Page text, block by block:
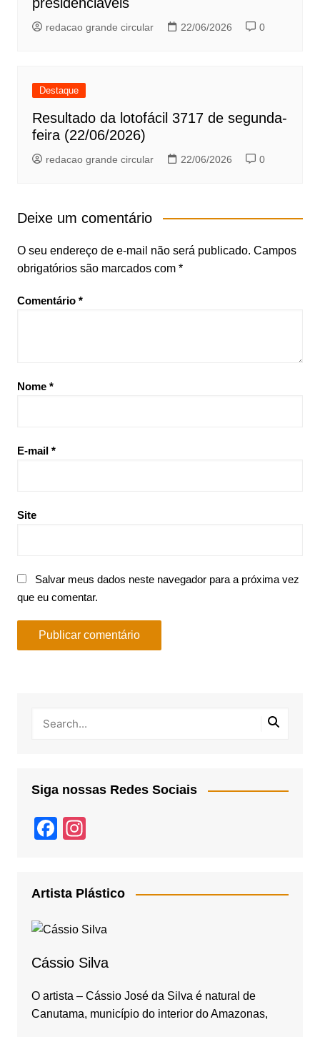
redacao grande circular 22/06/2026 0
Destaque
Resultado da lotofácil 3717 de segunda-
feira (22/06/2026)
redacao grande circular 22/06/2026 0
Deixe um comentário
O seu endereço de e-mail não será publicado. Campos
obrigatórios são marcados com *
Comentário *
Nome *
E-mail *
Site
Salvar meus dados neste navegador para a próxima vez
que eu comentar.
Siga nossas Redes Sociais
F
e
o
k
gr
a
Artista Plástico
Cássio Silva
O artista – Cássio José da Silva é natural de
Canutama, município do interior do Amazonas,